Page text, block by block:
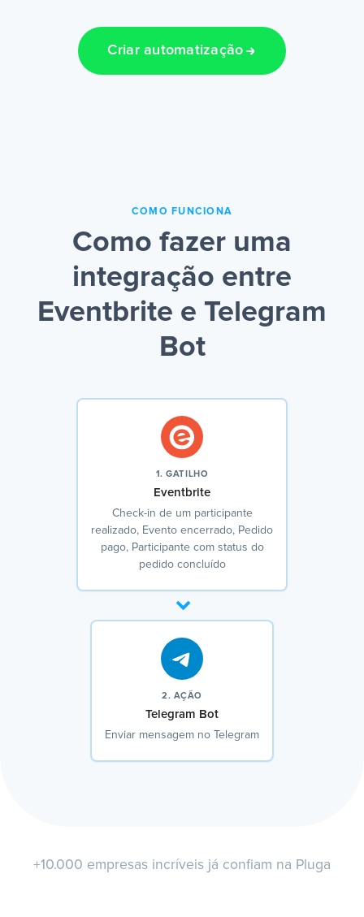
Criar automatização
COMO FUNCIONA
Como fazer uma
integração entre
Eventbrite e Telegram
Bot
1. GATILHO
Eventbrite
Check-in de um participante
realizado, Evento encerrado, Pedido
pago, Participante com status do
pedido concluído
2. AÇÃO
Telegram Bot
Enviar mensagem no Telegram
+10.000 empresas incríveis já confiam na Pluga